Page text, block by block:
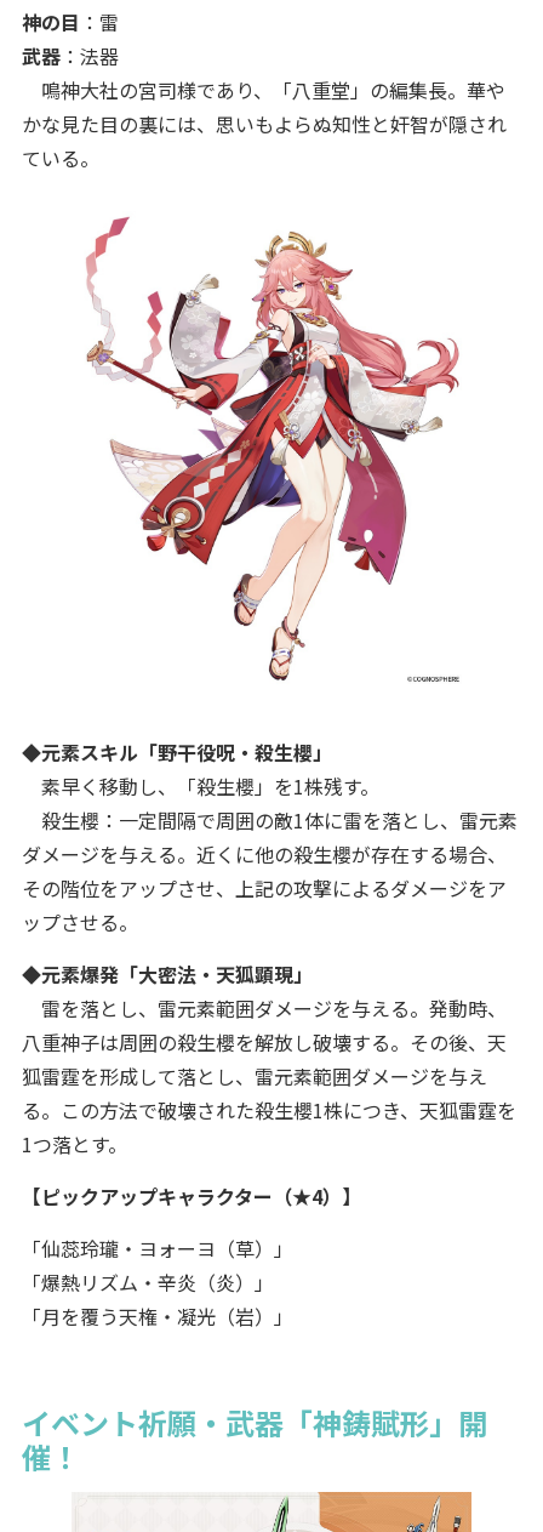
神の目 ：雷
武器：法器
鳴神大社の宮司様であり、「八重堂」の編集長。華や
かな見た目の裏には、思いもよらぬ知性と奸智が隠され
ている。
◆元素スキル「野干役呪・殺生櫻」
素早く移動し、「殺生櫻」を1株残す。
殺生櫻：一定間隔で周囲の敵1体に雷を落とし、雷元素
ダメージを与える。近くに他の殺生櫻が存在する場合、
その階位をアップさせ、上記の攻撃によるダメージをア
ップさせる。
◆元素爆発「大密法・天狐顕現」
雷を落とし、雷元素範囲ダメージを与える。発動時、
八重神子は周囲の殺生櫻を解放し破壊する。その後、天
狐雷霆を形成して落とし、雷元素範囲ダメージを与え
る。この方法で破壊された殺生櫻1株につき、天狐雷霆を
1つ落とす。
【ピックアップキャラクター（★4）】
「仙蕊玲瓏・ヨォーヨ（草）」
「爆熱リズム・辛炎（炎）」
「月を覆う天権・凝光（岩）」
イベント祈願・武器「神鋳賦形」開
催！